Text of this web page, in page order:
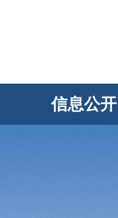
信息公开